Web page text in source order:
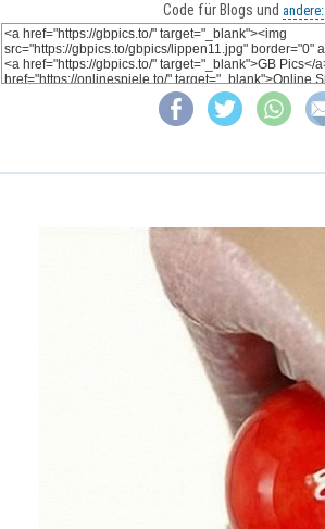
Code für Blogs und andere: